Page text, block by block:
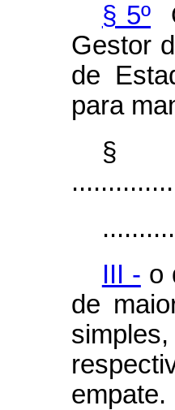
§ 5º
Gestor
de
para
III - o
de
empate.